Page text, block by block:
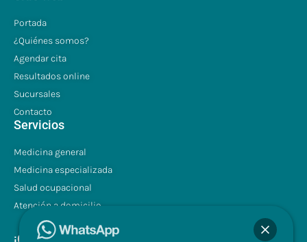
Portada
¿Quiénes somos?
Agendar cita
Resultados online
Sucursales
Contacto
Servicios
Medicina general
Medicina especializada
Salud ocupacional
Atención a domicilio
¡Contáctenos!